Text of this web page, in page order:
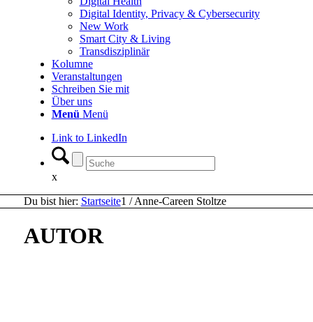
Digital Identity, Privacy & Cybersecurity
New Work
Smart City & Living
Transdisziplinär
Kolumne
Veranstaltungen
Schreiben Sie mit
Über uns
Menü Menü
Link to LinkedIn
x
Du bist hier: Startseite1 / Anne-Careen Stoltze
AUTOR